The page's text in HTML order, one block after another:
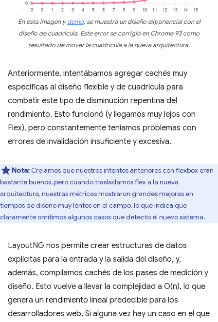
En esta imagen ydemo, se muestra un diseño exponencial con el
diseño de cuadrícula. Este error se corrigió en Chrome 93 como
resultado de mover la cuadrícula a la nueva arquitectura.
Anteriormente, intentábamos agregar cachés muy
específicas al diseño flexible y de cuadrícula para
combatir este tipo de disminución repentina del
rendimiento. Esto funcionó (y llegamos muy lejos con
Flex), pero constantemente teníamos problemas con
errores de invalidación insuficiente y excesiva.
Nota: Creíamos que nuestros intentos anteriores con flexbox eran
bastante buenos, pero cuando trasladamos flex a la nueva
arquitectura, nuestras métricas mostraron grandes mejoras en
tiempos de diseño muy lentos en el campo, lo que indica que
claramente omitimos algunos casos que detectó el nuevo sistema.
LayoutNG nos permite crear estructuras de datos
explícitas para la entrada y la salida del diseño, y,
además, compilamos cachés de los pases de medición y
diseño. Esto vuelve a llevar la complejidad a O(n), lo que
genera un rendimiento lineal predecible para los
desarrolladores web. Si alguna vez hay un caso en el que